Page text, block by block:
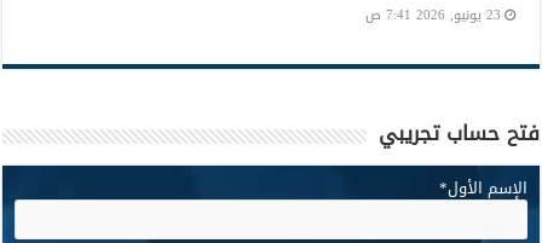
23 يونيو, 2026 7:41 ص
فتح حساب تجريبي
الإسم الأول*